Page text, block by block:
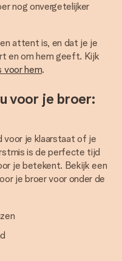
nog onvergetelijker
attent is, en dat je je
en om hem geeft. Kijk
voor hem.
voor je broer:
voor je klaarstaat of je
is de perfecte tijd
je betekent. Bekijk een
je broer voor onder de